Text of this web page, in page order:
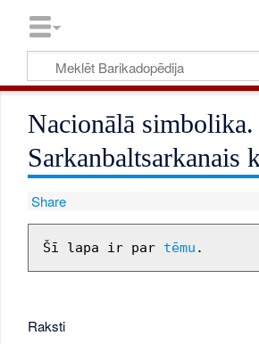
Nacionālā simbolika.
Sarkanbaltsarkanais
Share
Šī lapa ir par tēmu
Raksti